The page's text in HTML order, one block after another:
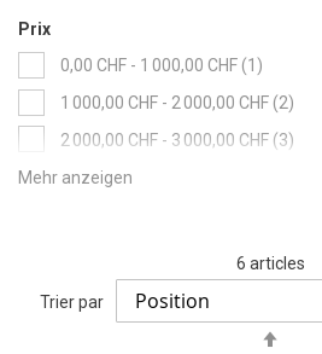
6 articles
Trier par
Prix
0,00 CHF - 1 000,00 CHF 1 item
1 000,00 CHF - 2 000,00 CHF 2items
2 000,00 CHF - 3 000,00 CHF 3items